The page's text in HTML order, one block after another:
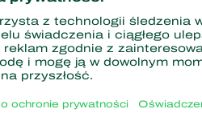
nawzajem lub konsultantowi. To
innych szkodników.
się poziom inwazji. Ta funkcja